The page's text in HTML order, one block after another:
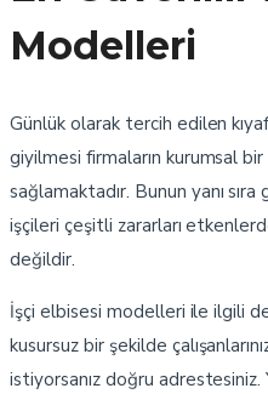
Modelleri
Günlük olarak tercih edilen
giyilmesi firmaların kurumsal bir
sağlamaktadır. Bunun yanı
işçileri çeşitli zararları
değildir.
İşçi elbisesi modelleri ile ilgili
kusursuz bir şekilde
istiyorsanız doğru